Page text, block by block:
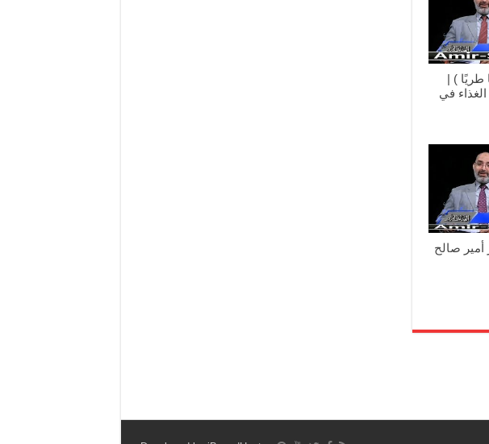
طريًا ) |
في
أمير صالح